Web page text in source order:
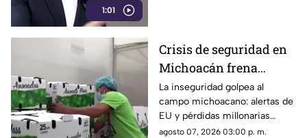
1:01
Crisis de seguridad en
Michoacán frena
exportación de
aguacate y deja
pérdidas millonarias
La inseguridad golpea al
campo michoacano: alertas de
EU y pérdidas millonarias
afectan la exportación de
agosto 07, 2026 03:00 p. m.